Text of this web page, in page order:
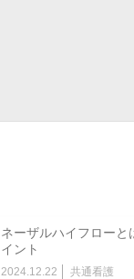
ネーザルハイフローと
イント
2024.12.22 共通看護